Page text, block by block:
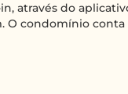
através do
O condomínio